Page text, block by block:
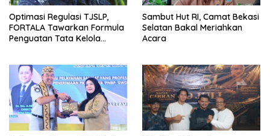
Optimasi Regulasi TJSLP,
FORTALA Tawarkan Formula
Penguatan Tata Kelola
Sambut Hut RI, Camat Bekasi
Selatan Bakal Meriahkan
Acara